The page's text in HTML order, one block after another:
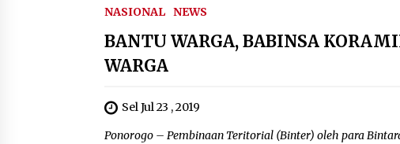
NASIONAL NEWS
BANTU WARGA, BABINSA
WARGA
Sel Jul 23 , 2019
Ponorogo – Pembinaan Teritorial (Binter) oleh para